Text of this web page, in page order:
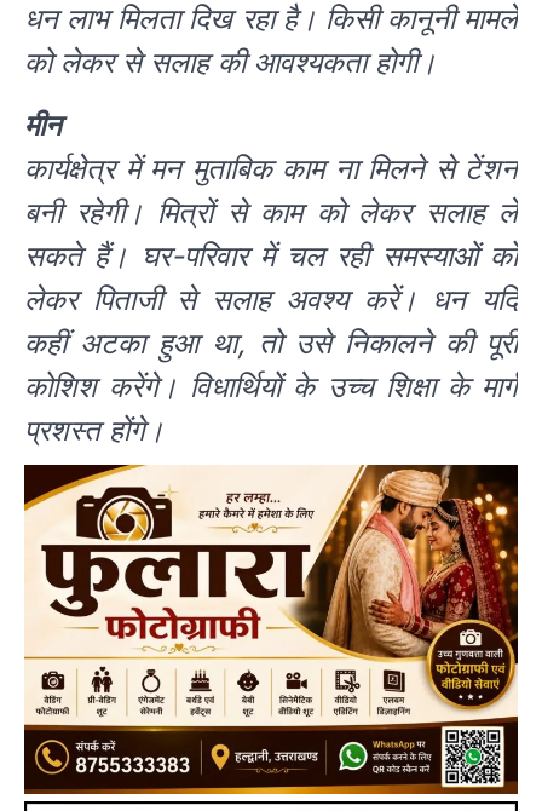
धन लाभ मिलता दिख रहा है। किसी कानूनी मामले
को लेकर से सलाह की आवश्यकता होगी।
मीन
कार्यक्षेत्र में मन मुताबिक काम ना मिलने से टेंशन
बनी रहेगी। मित्रों से काम को लेकर सलाह ले
सकते हैं। घर-परिवार में चल रही समस्याओं को
लेकर पिताजी से सलाह अवश्य करें। धन यदि
कहीं अटका हुआ था, तो उसे निकालने की पूरी
कोशिश करेंगे। विधार्थियों के उच्च शिक्षा के मार्ग
प्रशस्त होंगे।